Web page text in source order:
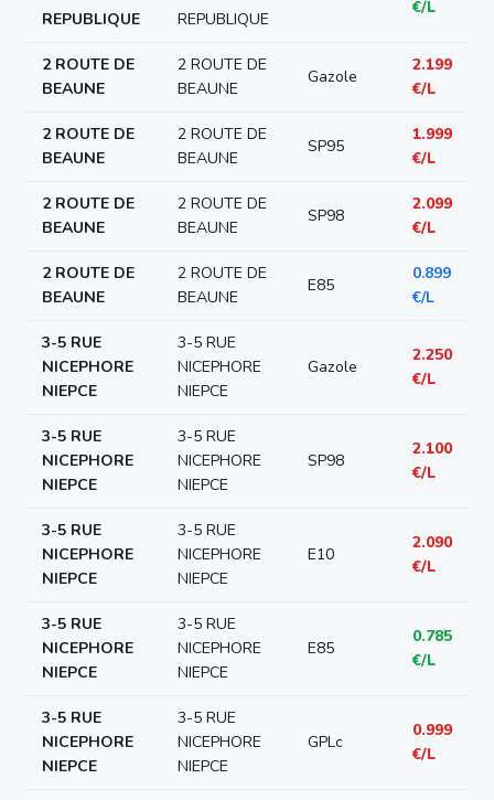
REPUBLIQUE
REPUBLIQUE
€/L
2 ROUTE DE
BEAUNE
2 ROUTE DE
BEAUNE
Gazole
2.199
€/L
2 ROUTE DE
BEAUNE
2 ROUTE DE
BEAUNE
SP95
1.999
€/L
2 ROUTE DE
BEAUNE
2 ROUTE DE
BEAUNE
SP98
2.099
€/L
2 ROUTE DE
BEAUNE
2 ROUTE DE
BEAUNE
E85
0.899
€/L
3-5 RUE
NICEPHORE
NIEPCE
3-5 RUE
NICEPHORE
NIEPCE
Gazole
2.250
€/L
3-5 RUE
NICEPHORE
NIEPCE
3-5 RUE
NICEPHORE
NIEPCE
SP98
2.100
€/L
3-5 RUE
NICEPHORE
NIEPCE
3-5 RUE
NICEPHORE
NIEPCE
E10
2.090
€/L
3-5 RUE
NICEPHORE
NIEPCE
3-5 RUE
NICEPHORE
NIEPCE
E85
0.785
€/L
3-5 RUE
NICEPHORE
NIEPCE
3-5 RUE
NICEPHORE
NIEPCE
GPLc
0.999
€/L